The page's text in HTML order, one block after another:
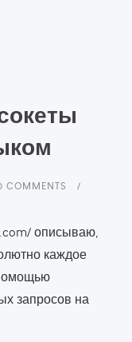
COMMENTS
описываю,
каждое
запросов на